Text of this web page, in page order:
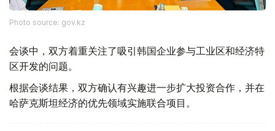
Photo source: gov.kz
会谈中，双方着重关注了吸引韩国企业参与工业区和经济特
区开发的问题。
根据会谈结果，双方确认有兴趣进一步扩大投资合作，并在
哈萨克斯坦经济的优先领域实施联合项目。